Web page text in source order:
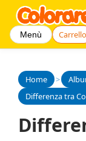
Menù Carrello
Home >
Differenza tra